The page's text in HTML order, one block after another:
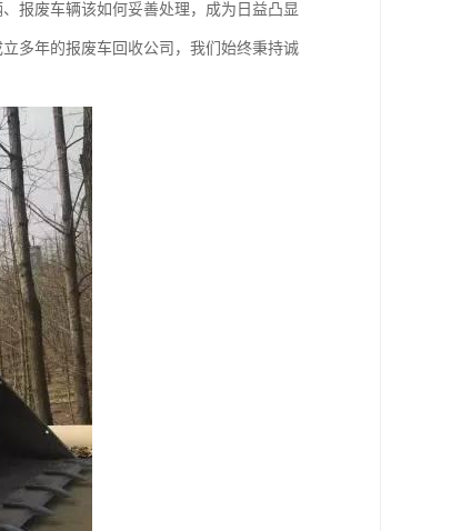
报废车辆该如何妥善处理，成为日益凸显
多年的报废车回收公司，我们始终秉持诚